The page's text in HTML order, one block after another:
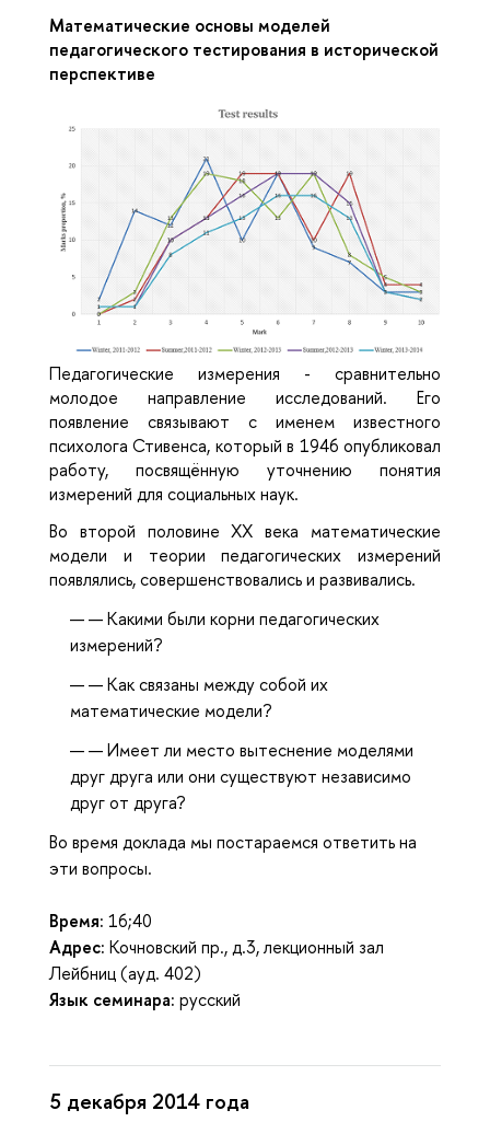
Математические основы моделей
педагогического тестирования в исторической
перспективе
Педагогические измерения - сравнительно
молодое направление исследований. Его
появление связывают с именем известного
психолога Стивенса, который в 1946 опубликовал
работу, посвящённую уточнению понятия
измерений для социальных наук.
Во второй половине XX века математические
модели и теории педагогических измерений
появлялись, совершенствовались и развивались.
— Какими были корни педагогических
измерений?
— Как связаны между собой их
математические модели?
— Имеет ли место вытеснение моделями
друг друга или они существуют независимо
друг от друга?
Во время доклада мы постараемся ответить на
эти вопросы.
Время: 16;40
Адрес: Кочновский пр., д.3, лекционный зал
Лейбниц (ауд. 402)
Язык семинара: русский
5 декабря 2014 года